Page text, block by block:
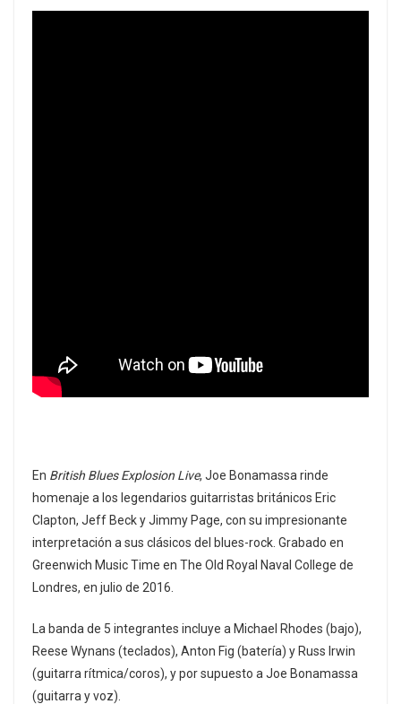
En British Blues Explosion Live, Joe Bonamassa rinde
homenaje a los legendarios guitarristas británicos Eric
Clapton, Jeff Beck y Jimmy Page, con su impresionante
interpretación a sus clásicos del blues-rock. Grabado en
Greenwich Music Time en The Old Royal Naval College de
Londres, en julio de 2016.
La banda de 5 integrantes incluye a Michael Rhodes (bajo),
Reese Wynans (teclados), Anton Fig (batería) y Russ Irwin
(guitarra rítmica/coros), y por supuesto a Joe Bonamassa
(guitarra y voz).